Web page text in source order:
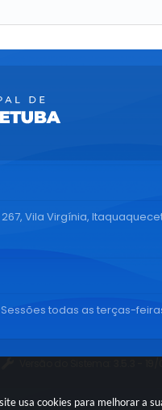
usa cookies para melhorar a
Vila Virgínia,
todas as terças-